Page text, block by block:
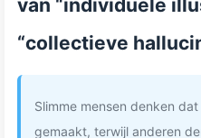
van “individuele
“collectieve
Slimme mensen denken
gemaakt, terwijl anderen